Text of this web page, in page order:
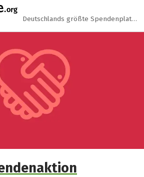
anzeigen
Deutschlands größte Spendenplattform